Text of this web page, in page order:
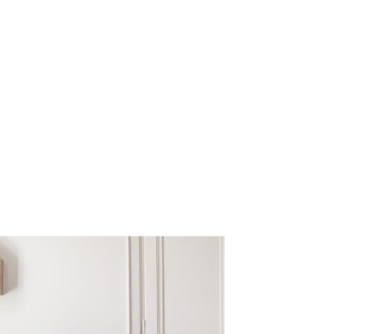
Families: la nostra
volta al mese riceverai
della tua